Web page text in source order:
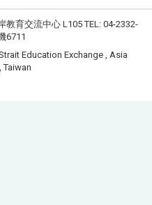
育交流中心 L105 TEL: 04-2332-
6711
Education Exchange , Asia
Taiwan